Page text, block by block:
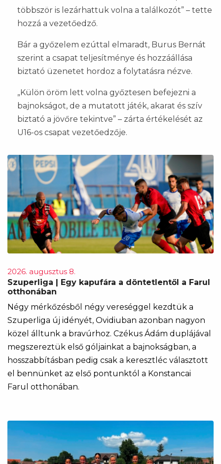
többször is lezárhattuk volna a találkozót” – tette
hozzá a vezetőedző.
Bár a győzelem ezúttal elmaradt, Burus Bernát
szerint a csapat teljesítménye és hozzáállása
biztató üzenetet hordoz a folytatásra nézve.
„Külön öröm lett volna győztesen befejezni a
bajnokságot, de a mutatott játék, akarat és szív
biztató a jövőre tekintve” – zárta értékelését az
U16-os csapat vezetőedzője.
2026. augusztus 8.
Szuperliga | Egy kapufára a döntetlentől a Farul
otthonában
Négy mérkőzésből négy vereséggel kezdtük a
Szuperliga új idényét, Ovidiuban azonban nagyon
közel álltunk a bravúrhoz. Czékus Ádám duplájával
megszereztük első góljainkat a bajnokságban, a
hosszabbításban pedig csak a keresztléc választott
el bennünket az első pontunktól a Konstancai
Farul otthonában.